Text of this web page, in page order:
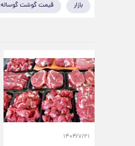
بازار قیمت گوشت گوساله
۱۴۰۴/۷/۲۱